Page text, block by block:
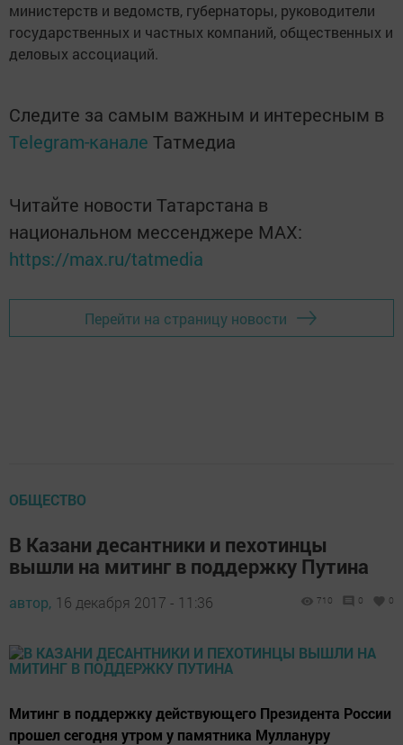
министерств и ведомств, губернаторы, руководители
государственных и частных компаний, общественных и
деловых ассоциаций.
Следите за самым важным и интересным в
Telegram-канале Татмедиа
Читайте новости Татарстана в
национальном мессенджере MАХ:
https://max.ru/tatmedia
Перейти на страницу новости
ОБЩЕСТВО
В Казани десантники и пехотинцы
вышли на митинг в поддержку Путина
автор, 16 декабря 2017 - 11:36 710 0 0
Митинг в поддержку действующего Президента России
прошел сегодня утром у памятника Муллануру